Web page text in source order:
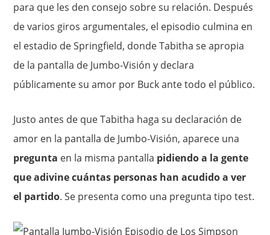
para que les den consejo sobre su relación. Después
de varios giros argumentales, el episodio culmina en
el estadio de Springfield, donde Tabitha se apropia
de la pantalla de Jumbo-Visión y declara
públicamente su amor por Buck ante todo el público.
Justo antes de que Tabitha haga su declaración de
amor en la pantalla de Jumbo-Visión, aparece una
pregunta en la misma pantalla pidiendo a la gente
que adivine cuántas personas han acudido a ver
el partido. Se presenta como una pregunta tipo test.